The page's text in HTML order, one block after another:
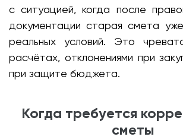
с ситуацией, когда после
документации старая смета
реальных условий. Это
расчётах, отклонениями при
при защите бюджета.
Когда требуется
сметы